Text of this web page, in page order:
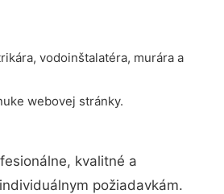
vodoinštalatéra, murára a
webovej stránky.
kvalitné a
požiadavkám.